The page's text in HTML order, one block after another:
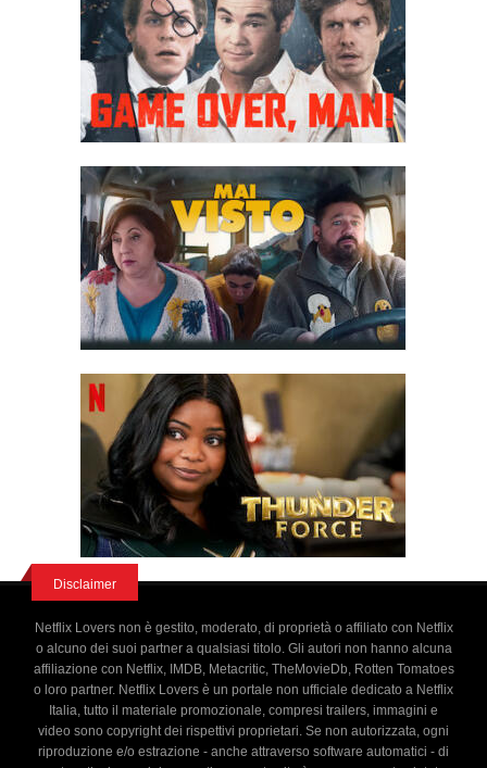
Disclaimer
Netflix Lovers non è gestito, moderato, di proprietà o affiliato con Netflix
o alcuno dei suoi partner a qualsiasi titolo. Gli autori non hanno alcuna
affiliazione con Netflix, IMDB, Metacritic, TheMovieDb, Rotten Tomatoes
o loro partner. Netflix Lovers è un portale non ufficiale dedicato a Netflix
Italia, tutto il materiale promozionale, compresi trailers, immagini e
video sono copyright dei rispettivi proprietari. Se non autorizzata, ogni
riproduzione e/o estrazione - anche attraverso software automatici - di